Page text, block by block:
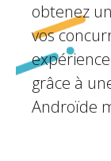
obtenez
vos
grâce à
Androïde